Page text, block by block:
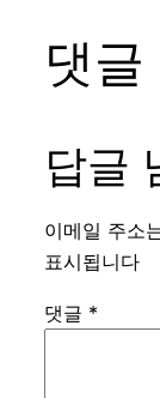
댓글
답글
이메일 주소
표시됩니다
댓글 *